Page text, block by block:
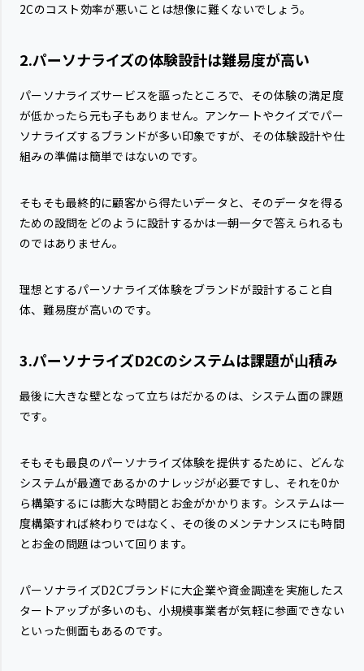
2Cのコスト効率が悪いことは想像に難くないでしょう。
2.パーソナライズの体験設計は難易度が高い
パーソナライズサービスを謳ったところで、その体験の満足度
が低かったら元も子もありません。アンケートやクイズでパー
ソナライズするブランドが多い印象ですが、その体験設計や仕
組みの準備は簡単ではないのです。
そもそも最終的に顧客から得たいデータと、そのデータを得る
ための設問をどのように設計するかは一朝一夕で答えられるも
のではありません。
理想とするパーソナライズ体験をブランドが設計すること自
体、難易度が高いのです。
3.パーソナライズD2Cのシステムは課題が山積み
最後に大きな壁となって立ちはだかるのは、システム面の課題
です。
そもそも最良のパーソナライズ体験を提供するために、どんな
システムが最適であるかのナレッジが必要ですし、それを0か
ら構築するには膨大な時間とお金がかかります。システムは一
度構築すれば終わりではなく、その後のメンテナンスにも時間
とお金の問題はついて回ります。
パーソナライズD2Cブランドに大企業や資金調達を実施したス
タートアップが多いのも、小規模事業者が気軽に参画できない
といった側面もあるのです。